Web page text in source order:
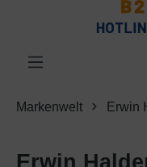
Markenwelt Erwin